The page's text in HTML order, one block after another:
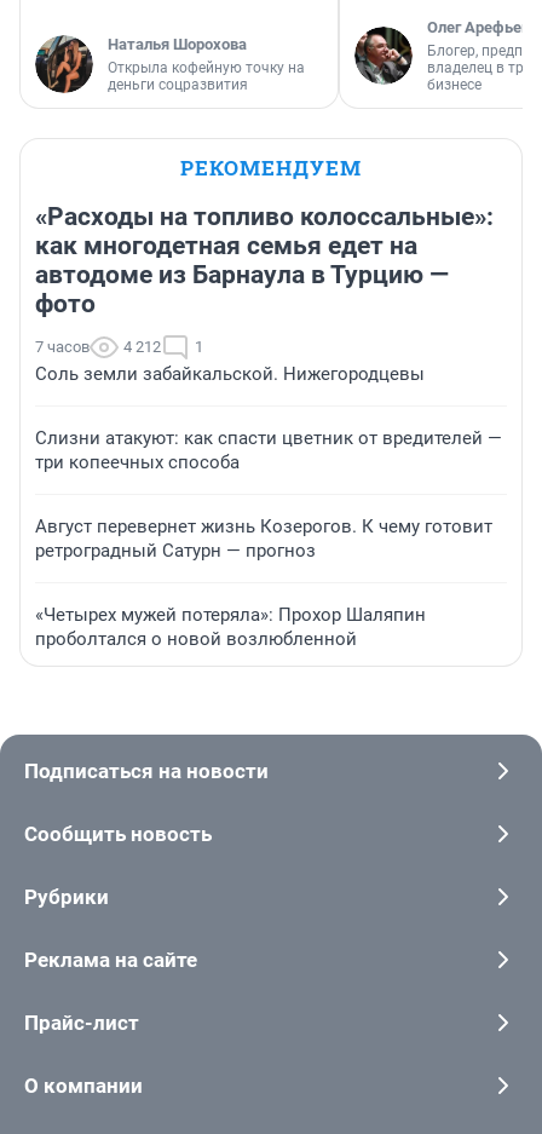
Наталья Шорохова
Открыла кофейную точку на
деньги соцразвития
Олег Арефьев
Блогер,
владелец в
бизнесе
РЕКОМЕНДУЕМ
«Расходы на топливо колоссальные»:
как многодетная семья едет на
автодоме из Барнаула в Турцию —
фото
7 часов 4 212 1
Соль земли забайкальской. Нижегородцевы
Слизни атакуют: как спасти цветник от вредителей —
три копеечных способа
Август перевернет жизнь Козерогов. К чему готовит
ретроградный Сатурн — прогноз
«Четырех мужей потеряла»: Прохор Шаляпин
проболтался о новой возлюбленной
Подписаться на новости
Сообщить новость
Рубрики
Реклама на сайте
Прайс-лист
О компании